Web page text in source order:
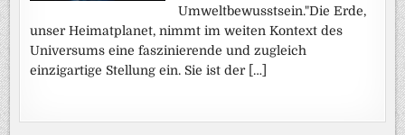
Umweltbewusstsein."Die Erde,
unser Heimatplanet, nimmt im weiten Kontext des
Universums eine faszinierende und zugleich
einzigartige Stellung ein. Sie ist der […]